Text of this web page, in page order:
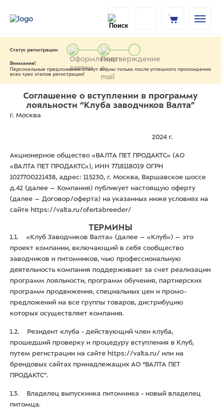
Статус регистрации
Внимание!
Персональные предложения станут видны только после успешного прохождения
всех трех этапов регистрации!
Соглашение о вступлении в программу
лояльности “Клуба заводчиков Валта”
г. Москва
2024 г.
Акционерное общество «ВАЛТА ПЕТ ПРОДАКТС» (АО
«ВАЛТА ПЕТ ПРОДАКТС»), ИНН 7718118019 ОГРН
1027700221438, адрес: 115230, г. Москва, Варшавское шоссе
д.42 (далее – Компания) публикует настоящую оферту
(далее – Договор/оферта) на указанных ниже условиях на
сайте https://valta.ru/ofertabreeder/
ТЕРМИНЫ
1.1. «Клуб Заводчиков Валта» (далее – «Клуб») – это
проект компании, включающий в себя сообщество
заводчиков и питомников, чью профессиональную
деятельность компания поддерживает за счет реализации
программ лояльности, программ обучения, партнерских
программ продвижения, специальных цен и промо-
предложений на все группы товаров, дистрибуцию
которых осуществляет компания.
1.2. Резидент клуба - действующий член клуба,
прошедший проверку и процедуру вступления в Клуб,
путем регистрации на сайте https://valta.ru/ или на
брендовых сайтах принадлежащих АО “ВАЛТА ПЕТ
ПРОДАКТС”.
1.3. Владелец выпускника питомника - новый владелец
питомца.